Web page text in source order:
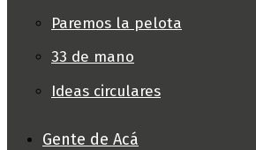
Paremos la pelota
33 de mano
Ideas circulares
Gente de Acá